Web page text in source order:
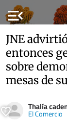
menu_open
JNE
entonces
sobre
mesas de
Thalía
El Comercio